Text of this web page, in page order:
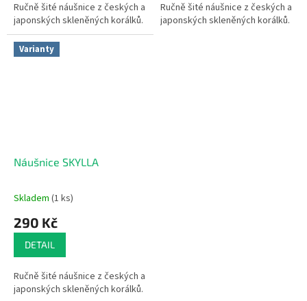
Ručně šité náušnice z českých a
japonských skleněných korálků.
Ručně šité náušnice z českých a
japonských skleněných korálků.
Varianty
Náušnice SKYLLA
Skladem (1 ks)
290 Kč
DETAIL
Ručně šité náušnice z českých a
japonských skleněných korálků.